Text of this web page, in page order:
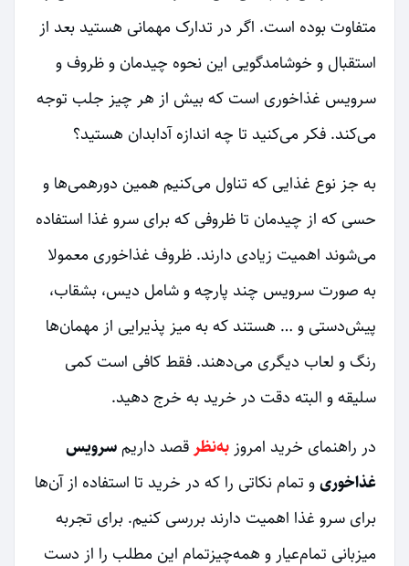
متفاوت بوده است. اگر در تدارک مهمانی هستید بعد از
استقبال و خوشامدگویی این نحوه چیدمان و ظروف و
سرویس غذاخوری است که بیش از هر چیز جلب توجه
می‌کند. فکر می‌کنید تا چه اندازه آداب‎دان هستید؟
به جز نوع غذایی که تناول می‌کنیم همین دورهمی‌ها و
حسی که از چیدمان تا ظروفی که برای سرو غذا استفاده
می‌شوند اهمیت زیادی دارند. ظروف غذاخوری معمولا
به صورت سرویس چند پارچه و شامل دیس، بشقاب،
پیش‌دستی و … هستند که به میز پذیرایی از مهمان‌ها
رنگ و لعاب دیگری می‌دهند. فقط کافی است کمی
سلیقه و البته دقت در خرید به خرج دهید.
در راهنمای خرید امروز به‌نظرقصد داریمسرویس
غذاخوریو تمام نکاتی را که در خرید تا استفاده از آن‌ها
برای سرو غذا اهمیت دارند بررسی کنیم. برای تجربه
میزبانی تمام‌عیار و همه‌چیزتمام این مطلب را از دست